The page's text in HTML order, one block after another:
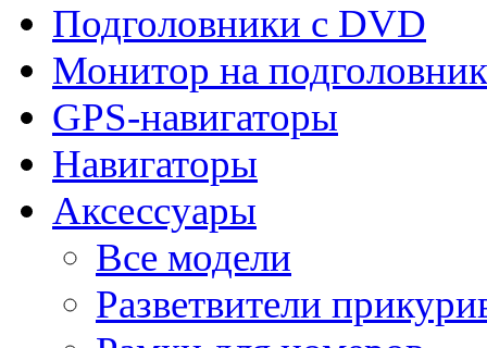
Подголовники с DVD
Монитор на подголовник
GPS-навигаторы
Навигаторы
Аксессуары
Все модели
Разветвители